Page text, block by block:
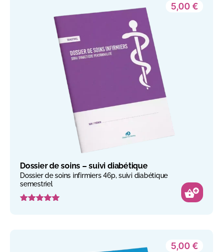
Dossier de soins – suivi diabétique
Dossier de soins infirmiers 46p, suivi diabétique
semestriel
5,00 €
5,00 €